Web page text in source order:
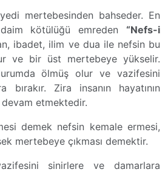
mertebesinden bahseder. En
kötülüğü emreden “Nefs-i
ibadet, ilim ve dua ile nefsin bu
ve bir üst mertebeye yükselir.
ölmüş olur ve vazifesini
bırakır. Zira insanın hayatının
etmektedir.
demek nefsin kemale ermesi,
mertebeye çıkması demektir.
sinirlere ve damarlara